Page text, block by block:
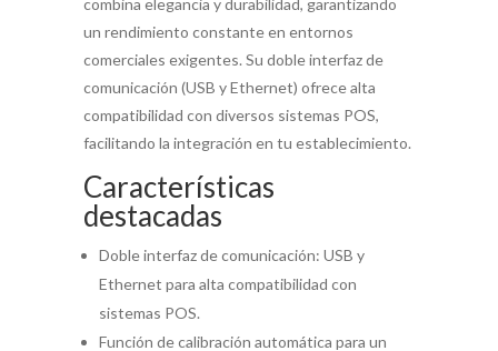
combina elegancia y durabilidad, garantizando
un rendimiento constante en entornos
comerciales exigentes. Su doble interfaz de
comunicación (USB y Ethernet) ofrece alta
compatibilidad con diversos sistemas POS,
facilitando la integración en tu establecimiento.
Características
destacadas
Doble interfaz de comunicación: USB y
Ethernet para alta compatibilidad con
sistemas POS.
Función de calibración automática para un